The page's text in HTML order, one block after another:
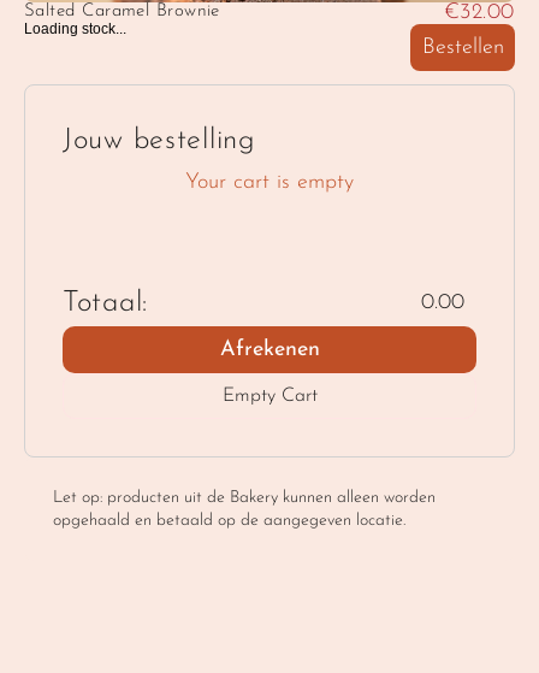
Salted Caramel Brownie
Loading stock...
€32.00
Bestellen
Jouw bestelling
Your cart is empty
Totaal: 0.00
Afrekenen
Empty Cart
Let op: producten uit de Bakery kunnen alleen worden
opgehaald en betaald op de aangegeven locatie.